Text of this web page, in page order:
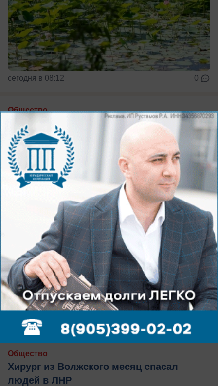
сегодня в 08:12 0
Общество
В Волжском нашли три автомобиля-
призрака
В Волжском продолжают очищать улицы
вчера в 21:25
Общество
Хирург из Волжского месяц спасал
людей в ЛНР